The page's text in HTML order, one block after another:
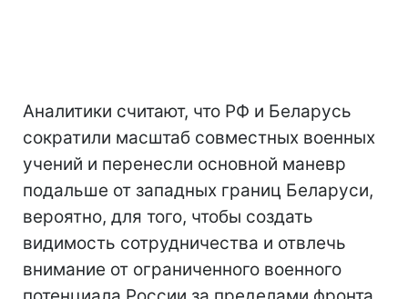
Аналитики считают, что РФ и Беларусь
сократили масштаб совместных военных
учений и перенесли основной маневр
подальше от западных границ Беларуси,
вероятно, для того, чтобы создать
видимость сотрудничества и отвлечь
внимание от ограниченного военного